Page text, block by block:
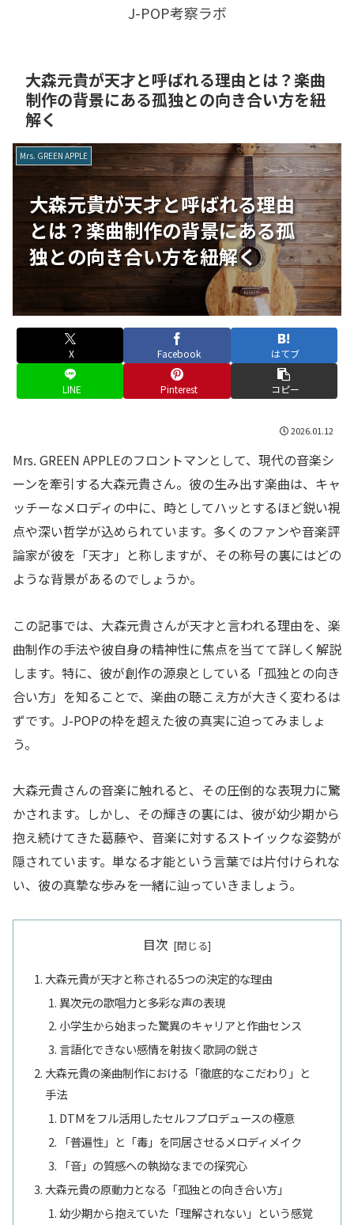
J-POP考察ラボ
大森元貴が天才と呼ばれる理由とは？楽曲
制作の背景にある孤独との向き合い方を紐
解く
大森元貴が天才と呼ばれる理由
とは？楽曲制作の背景にある孤
独との向き合い方を紐解く
Mrs. GREEN APPLE
X Facebook はてブ
LINE Pinterest コピー
2026.01.12
Mrs. GREEN APPLEのフロントマンとして、現代の音楽シ
ーンを牽引する大森元貴さん。彼の生み出す楽曲は、キャ
ッチーなメロディの中に、時としてハッとするほど鋭い視
点や深い哲学が込められています。多くのファンや音楽評
論家が彼を「天才」と称しますが、その称号の裏にはどの
ような背景があるのでしょうか。
この記事では、大森元貴さんが天才と言われる理由を、楽
曲制作の手法や彼自身の精神性に焦点を当てて詳しく解説
します。特に、彼が創作の源泉としている「孤独との向き
合い方」を知ることで、楽曲の聴こえ方が大きく変わるは
ずです。J-POPの枠を超えた彼の真実に迫ってみましょ
う。
大森元貴さんの音楽に触れると、その圧倒的な表現力に驚
かされます。しかし、その輝きの裏には、彼が幼少期から
抱え続けてきた葛藤や、音楽に対するストイックな姿勢が
隠されています。単なる才能という言葉では片付けられな
い、彼の真摯な歩みを一緒に辿っていきましょう。
目次
大森元貴が天才と称される5つの決定的な理由
異次元の歌唱力と多彩な声の表現
小学生から始まった驚異のキャリアと作曲センス
言語化できない感情を射抜く歌詞の鋭さ
大森元貴の楽曲制作における「徹底的なこだわり」と
手法
DTMをフル活用したセルフプロデュースの極意
「普遍性」と「毒」を同居させるメロディメイク
「音」の質感への執拗なまでの探究心
大森元貴の原動力となる「孤独との向き合い方」
幼少期から抱えていた「理解されない」という感覚